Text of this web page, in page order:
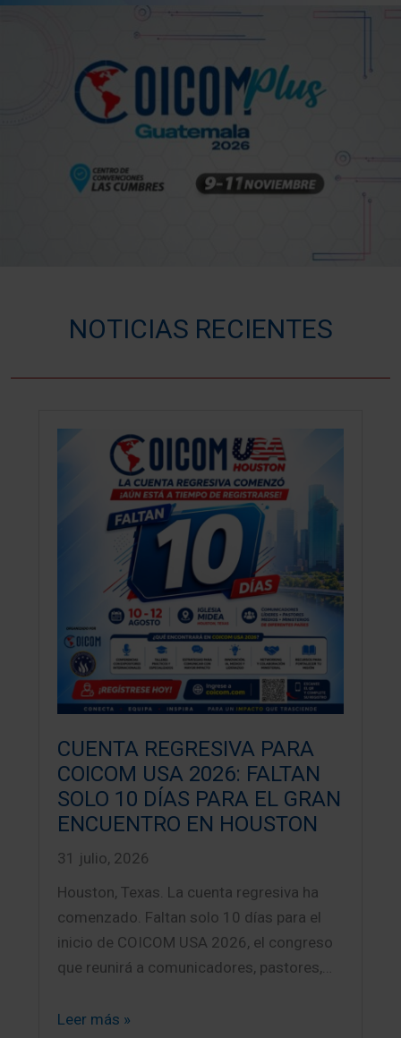
NOTICIAS RECIENTES
CUENTA REGRESIVA PARA
COICOM USA 2026: FALTAN
SOLO 10 DÍAS PARA EL GRAN
ENCUENTRO EN HOUSTON
31 julio, 2026
Houston, Texas. La cuenta regresiva ha
comenzado. Faltan solo 10 días para el
inicio de COICOM USA 2026, el congreso
que reunirá a comunicadores, pastores,…
Leer más »